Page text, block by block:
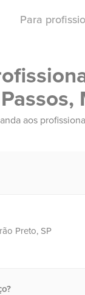
Para
Passos,
aos
Preto, SP